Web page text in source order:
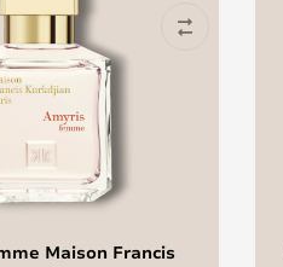
Maison Francis